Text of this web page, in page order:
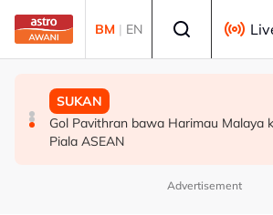
Skip to main content
BM | EN
MALAYSIA
Berita tempatan pilihan sepanjang
MALAYSIA
Bapa lemas cuba selamatkan anak
SUKAN
Gol Pavithran bawa Harimau Malaya
Piala ASEAN
Advertisement